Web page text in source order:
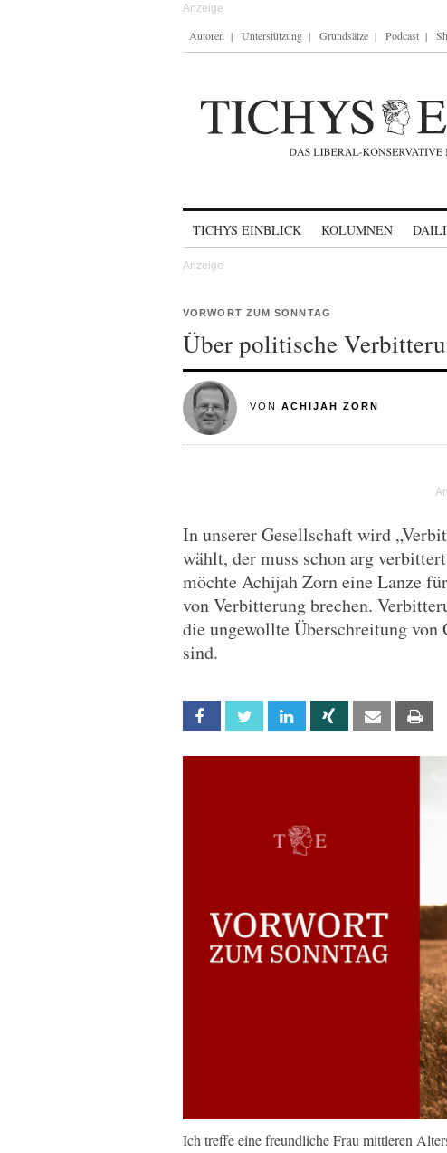
Autoren Unterstützung Grundsätze Podcast
TICHYS EINBLICK KOLUMNEN
VORWORT ZUM SONNTAG
Über politische
VON ACHIJAH ZORN
In unserer Gesellschaft wird
wählt, der muss schon arg
möchte Achijah Zorn eine Lanze
von Verbitterung brechen.
die ungewollte Überschreitung
sind.
Facebook Twitter Linkedin Xing Email
Ich treffe eine freundliche Frau mittleren